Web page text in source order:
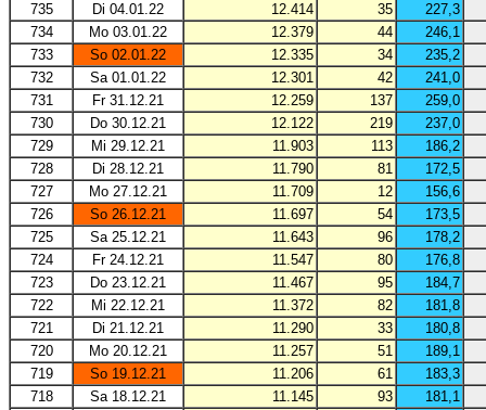
735
Di 04.01.22 12.414 35
227,3
734
Mo 03.01.22 12.379 44
246,1
733
So 02.01.22 12.335 34
235,2
732
Sa 01.01.22 12.301 42
241,0
731
Fr 31.12.21 12.259 137
259,0
730
Do 30.12.21 12.122 219
237,0
729
Mi 29.12.21 11.903 113
186,2
728
Di 28.12.21 11.790 81
172,5
727
Mo 27.12.21 11.709 12
156,6
726
So 26.12.21 11.697 54
173,5
725
Sa 25.12.21 11.643 96
178,2
724
Fr 24.12.21 11.547 80
176,8
723
Do 23.12.21 11.467 95
184,7
722
Mi 22.12.21 11.372 82
181,8
721
Di 21.12.21 11.290 33
180,8
720
Mo 20.12.21 11.257 51
189,1
719
So 19.12.21 11.206 61
183,3
718
Sa 18.12.21 11.145 93
181,1